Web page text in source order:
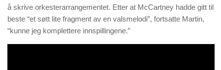
å skrive orkesterarrangementet. Etter at McCartney hadde gitt til
beste “et søtt lite fragment av en valsmelodi”, fortsatte Martin,
“kunne jeg komplettere innspillingene.”